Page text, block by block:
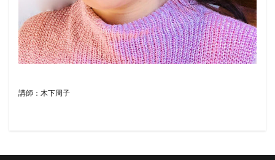
講師：木下周子